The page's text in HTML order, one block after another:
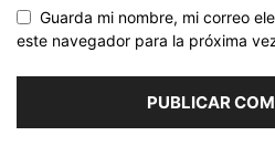
Guarda mi nombre, mi correo
este navegador para la próxima